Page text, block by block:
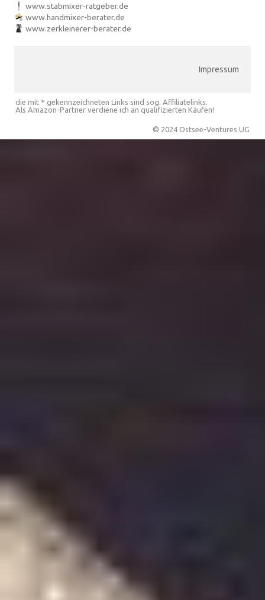
www.stabmixer-ratgeber.de
www.handmixer-berater.de
www.zerkleinerer-berater.de
Impressum
die mit * gekennzeichneten Links sind sog. Affiliatelinks.
Als Amazon-Partner verdiene ich an qualifizierten Käufen!
© 2024 Ostsee-Ventures UG